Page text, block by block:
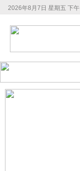
2026年8月7日 星期五 下午